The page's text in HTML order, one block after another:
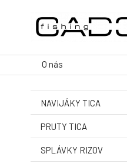
O nás
NAVIJÁKY TICA
PRUTY TICA
SPLÁVKY RIZOV